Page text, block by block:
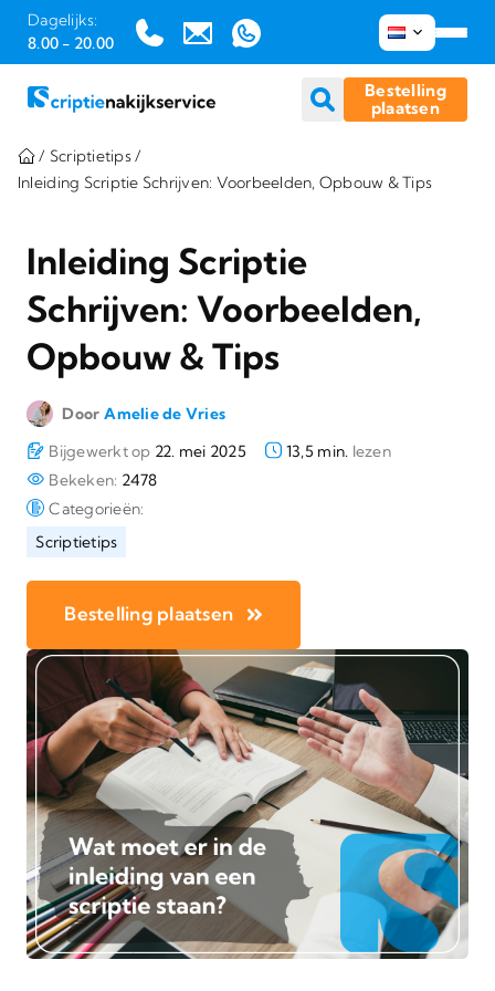
naar
Dagelijks:
8.00 - 20.00
Bestelling
plaatsen
/ Scriptietips/
Inleiding Scriptie Schrijven: Voorbeelden, Opbouw & Tips
Inleiding Scriptie
Schrijven: Voorbeelden,
Opbouw & Tips
Door Amelie de Vries
Bijgewerkt op 22. mei 2025 13,5 min. lezen
Bekeken: 2478
Categorieën:
Scriptietips
Bestelling plaatsen